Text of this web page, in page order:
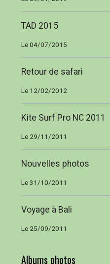
TAD 2015
Le 04/07/2015
Retour de safari
Le 12/02/2012
Kite Surf Pro NC 2011
Le 29/11/2011
Nouvelles photos
Le 31/10/2011
Voyage à Bali
Le 25/09/2011
Albums photos